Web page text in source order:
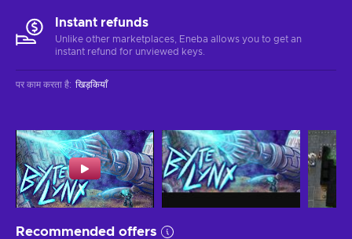
Instant refunds
Unlike other marketplaces, Eneba allows you to get an
instant refund for unviewed keys.
पर काम करता है: खिड़कियाँ
Recommended offers